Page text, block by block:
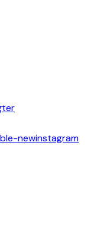
newinstagram